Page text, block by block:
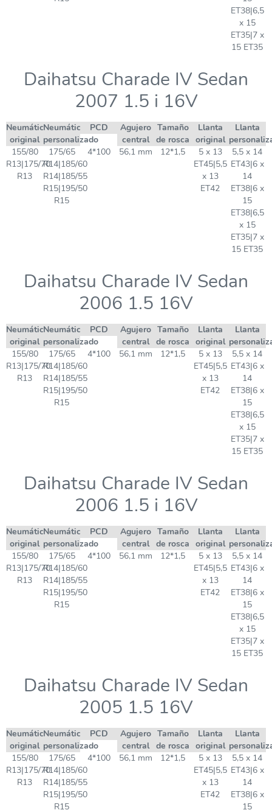
ET38|6,5
x 15
ET35|7 x
15 ET35
Daihatsu Charade IV Sedan
2007 1.5 i 16V
Neumático
original
Neumático
personalizado
PCD
Agujero
central
Tamaño
de rosca
Llanta
original
Llanta
155/80
R13|175/70
R13
175/65
R14|185/60
R14|185/55
R15|195/50
R15
4*100 56,1 mm 12*1,5
5 x 13
ET45|5,5
x 13
ET42
5,5 x 14
ET43|6 x
14
ET38|6 x
15
ET38|6,5
x 15
ET35|7 x
15 ET35
Daihatsu Charade IV Sedan
2006 1.5 16V
Neumático
original
Neumático
personalizado
PCD
Agujero
central
Tamaño
de rosca
Llanta
original
Llanta
155/80
R13|175/70
R13
175/65
R14|185/60
R14|185/55
R15|195/50
R15
4*100 56,1 mm 12*1,5
5 x 13
ET45|5,5
x 13
ET42
5,5 x 14
ET43|6 x
14
ET38|6 x
15
ET38|6,5
x 15
ET35|7 x
15 ET35
Daihatsu Charade IV Sedan
2006 1.5 i 16V
Neumático
original
Neumático
personalizado
PCD
Agujero
central
Tamaño
de rosca
Llanta
original
Llanta
155/80
R13|175/70
R13
175/65
R14|185/60
R14|185/55
R15|195/50
R15
4*100 56,1 mm 12*1,5
5 x 13
ET45|5,5
x 13
ET42
5,5 x 14
ET43|6 x
14
ET38|6 x
15
ET38|6,5
x 15
ET35|7 x
15 ET35
Daihatsu Charade IV Sedan
2005 1.5 16V
Neumático
original
Neumático
personalizado
PCD
Agujero
central
Tamaño
de rosca
Llanta
original
Llanta
155/80
R13|175/70
R13
175/65
R14|185/60
R14|185/55
R15|195/50
R15
4*100 56,1 mm 12*1,5
5 x 13
ET45|5,5
x 13
ET42
5,5 x 14
ET43|6 x
14
ET38|6 x
15